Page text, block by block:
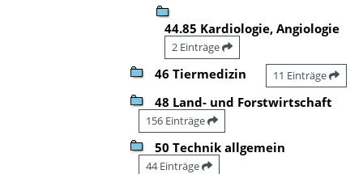
44.85 Kardiologie, Angiologie
2 Einträge
46 Tiermedizin 11 Einträge
48 Land- und Forstwirtschaft
156 Einträge
50 Technik allgemein
44 Einträge